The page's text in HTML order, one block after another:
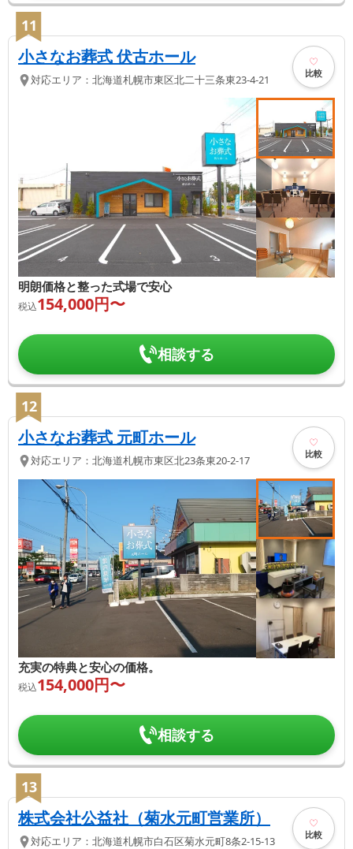
11
小さなお葬式 伏古ホール
対応エリア： 北海道札幌市東区北二十三条東23-4-21 比較
明朗価格と整った式場で安心
税込154,000円〜
相談する
12
小さなお葬式 元町ホール
対応エリア： 北海道札幌市東区北23条東20-2-17 比較
充実の特典と安心の価格。
税込154,000円〜
相談する
13
株式会社公益社（菊水元町営業所）
対応エリア： 北海道札幌市白石区菊水元町8条2-15-13 比較